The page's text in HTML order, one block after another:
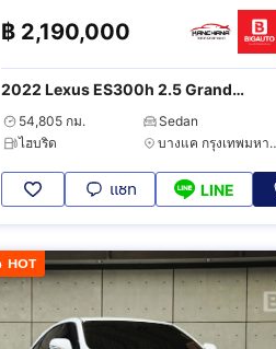
฿ 2,190,000
2022 Lexus ES300h 2.5 Grand
Luxury
54,805 กม.
Sedan
ไฮบริด
บางแค
แชท LINE
HOT